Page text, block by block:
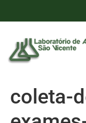
coleta-